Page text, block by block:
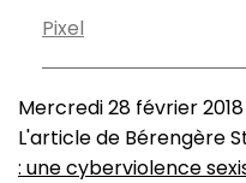
Pixel
Mercredi 28 février 2018
L'article de Bérengère
: une cyberviolence